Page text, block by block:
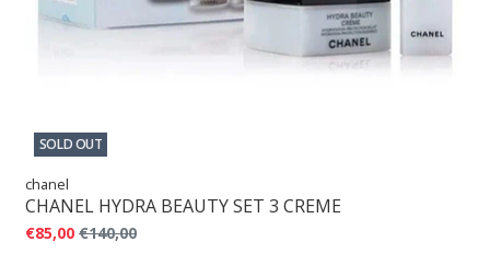
SOLD OUT
chanel
CHANEL HYDRA BEAUTY SET 3 CREME
€85,00 €140,00